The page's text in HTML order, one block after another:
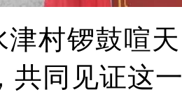
津村锣鼓喧
共同见证这